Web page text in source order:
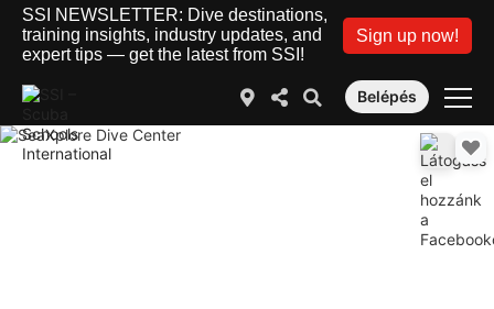
SSI NEWSLETTER: Dive destinations,
training insights, industry updates, and
expert tips — get the latest from SSI!
Sign up now!
Belépés